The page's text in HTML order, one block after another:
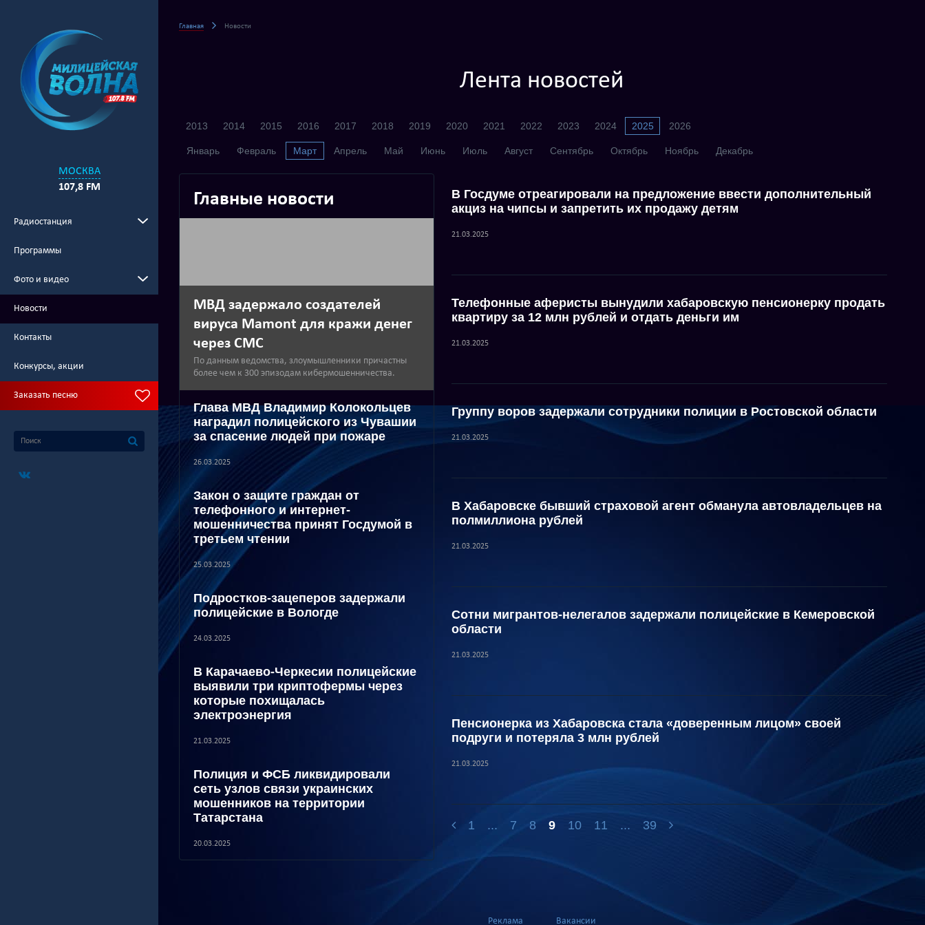
МОСКВА
107,8 FM
Радиостанция
Программы
Фото и видео
Новости
Контакты
Конкурсы, акции
Заказать песню
Главная Новости
Лента новостей
2013 2014 2015 2016 2017 2018 2019 2020 2021 2022 2023 2024 2025 2026
Январь Февраль Март Апрель Май Июнь Июль Август Сентябрь Октябрь Ноябрь Декабрь
Главные новости
МВД задержало создателей
вируса Mamont для кражи денег
через СМС
По данным ведомства, злоумышленники причастны
более чем к 300 эпизодам кибермошенничества.
Глава МВД Владимир Колокольцев
наградил полицейского из Чувашии
за спасение людей при пожаре
26.03.2025
Закон о защите граждан от
телефонного и интернет-
мошенничества принят Госдумой в
третьем чтении
25.03.2025
Подростков-зацеперов задержали
полицейские в Вологде
24.03.2025
В Карачаево-Черкесии полицейские
выявили три криптофермы через
которые похищалась
электроэнергия
21.03.2025
Полиция и ФСБ ликвидировали
сеть узлов связи украинских
мошенников на территории
Татарстана
20.03.2025
В Госдуме отреагировали на предложение ввести дополнительный
акциз на чипсы и запретить их продажу детям
21.03.2025
Телефонные аферисты вынудили хабаровскую пенсионерку продать
квартиру за 12 млн рублей и отдать деньги им
21.03.2025
Группу воров задержали сотрудники полиции в Ростовской области
21.03.2025
В Хабаровске бывший страховой агент обманула автовладельцев на
полмиллиона рублей
21.03.2025
Сотни мигрантов-нелегалов задержали полицейские в Кемеровской
области
21.03.2025
Пенсионерка из Хабаровска стала «доверенным лицом» своей
подруги и потеряла 3 млн рублей
21.03.2025
1 ... 7 8 9 10 11 ... 39
Реклама Вакансии